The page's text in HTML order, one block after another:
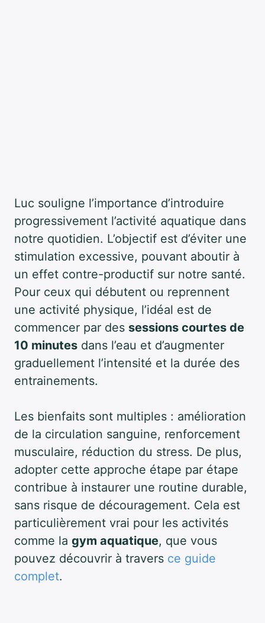
Luc souligne l’importance d’introduire
progressivement l’activité aquatique dans
notre quotidien. L’objectif est d’éviter une
stimulation excessive, pouvant aboutir à
un effet contre-productif sur notre santé.
Pour ceux qui débutent ou reprennent
une activité physique, l’idéal est de
commencer par des sessions courtes de
10 minutes dans l’eau et d’augmenter
graduellement l’intensité et la durée des
entrainements.
Les bienfaits sont multiples : amélioration
de la circulation sanguine, renforcement
musculaire, réduction du stress. De plus,
adopter cette approche étape par étape
contribue à instaurer une routine durable,
sans risque de découragement. Cela est
particulièrement vrai pour les activités
comme la gym aquatique, que vous
pouvez découvrir à travers ce guide
complet.